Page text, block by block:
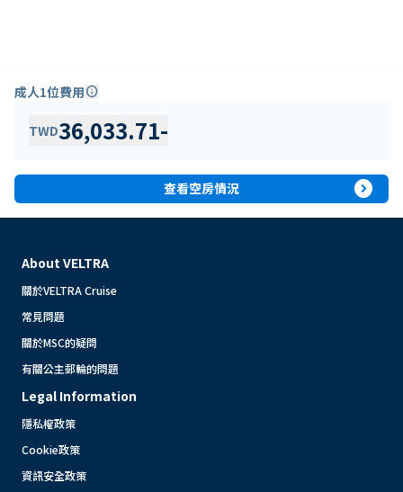
成人1位費用info
TWD36,033.71-
查看空房情況 expand_circle_right
About VELTRA
關於VELTRA Cruise
常見問題
關於MSC的疑問
有關公主郵輪的問題
Legal Information
隱私權政策
Cookie政策
資訊安全政策